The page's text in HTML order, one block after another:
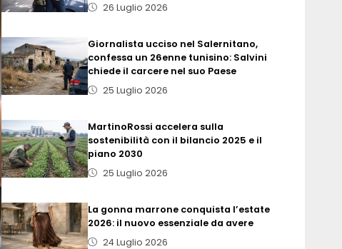
26 Luglio 2026
Giornalista ucciso nel Salernitano,
confessa un 26enne tunisino: Salvini
chiede il carcere nel suo Paese
25 Luglio 2026
MartinoRossi accelera sulla
sostenibilità con il bilancio 2025 e il
piano 2030
25 Luglio 2026
La gonna marrone conquista l’estate
2026: il nuovo essenziale da avere
24 Luglio 2026